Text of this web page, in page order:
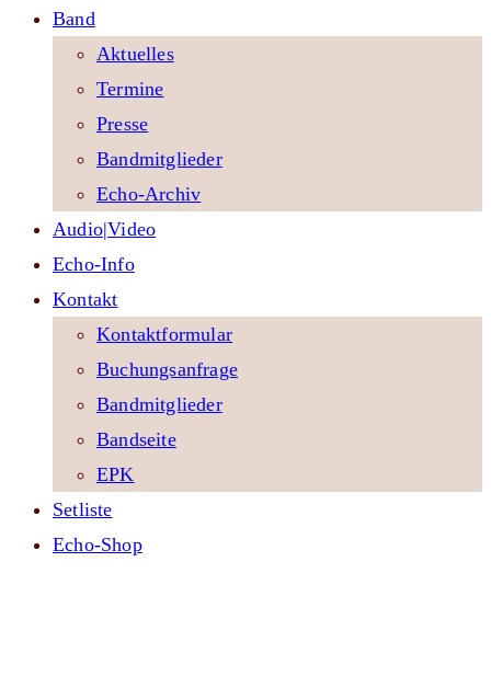
Band
Aktuelles
Termine
Presse
Bandmitglieder
Echo-Archiv
Audio|Video
Echo-Info
Kontakt
Kontaktformular
Buchungsanfrage
Bandmitglieder
Bandseite
EPK
Setliste
Echo-Shop